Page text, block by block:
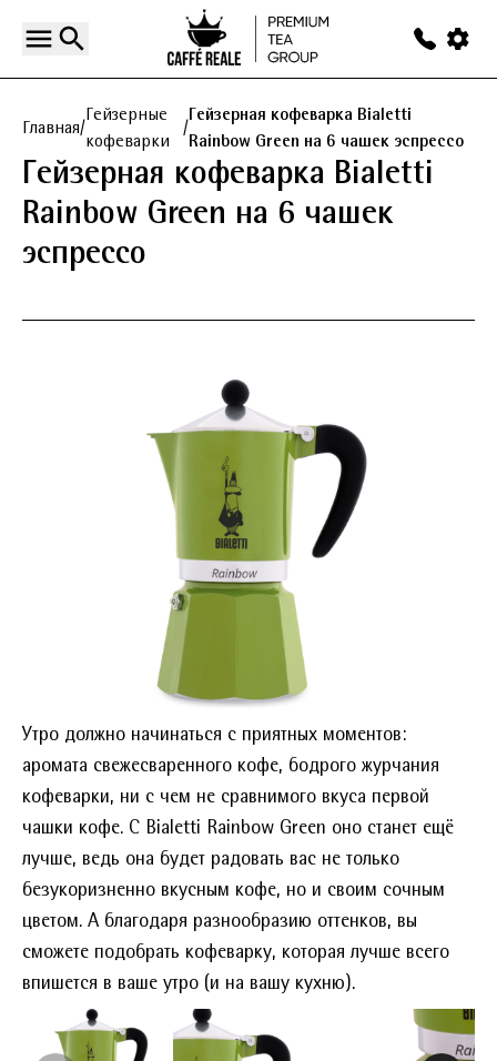
Главная/
Гейзерные
кофеварки
/
Гейзерная кофеварка Bialetti
Rainbow Green на 6 чашек эспрессо
Гейзерная кофеварка Bialetti
Rainbow Green на 6 чашек
эспрессо
Утро должно начинаться с приятных моментов:
аромата свежесваренного кофе, бодрого журчания
кофеварки, ни с чем не сравнимого вкуса первой
чашки кофе. С Bialetti Rainbow Green оно станет ещё
лучше, ведь она будет радовать вас не только
безукоризненно вкусным кофе, но и своим сочным
цветом. А благодаря разнообразию оттенков, вы
сможете подобрать кофеварку, которая лучше всего
впишется в ваше утро (и на вашу кухню).